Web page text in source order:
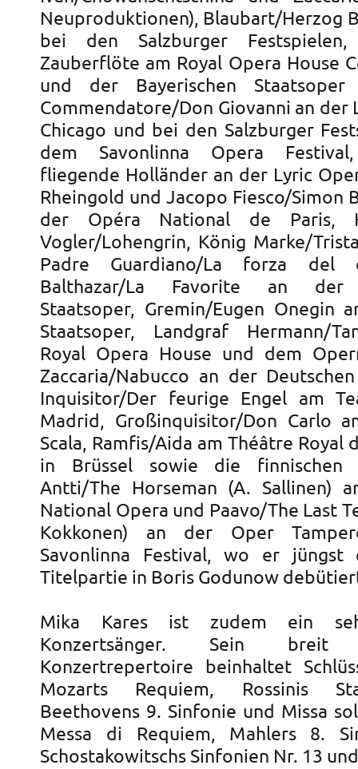
Neuproduktionen), Blaubart/Herzog
bei den Salzburger Festspielen,
Zauberflöte am Royal Opera House
und der Bayerischen
Commendatore/Don Giovanni an der
Chicago und bei den Salzburger
dem Savonlinna Opera
fliegende Holländer an der Lyric
Rheingold und Jacopo Fiesco/Simon
der Opéra National de Paris,
Vogler/Lohengrin, König Marke/
Padre Guardiano/La forza del
Balthazar/La Favorite an der
Staatsoper, Gremin/Eugen Onegin
Staatsoper, Landgraf Hermann/
Royal Opera House und dem
Zaccaria/Nabucco an der
Inquisitor/Der feurige Engel am
Madrid, Großinquisitor/Don Carlo
Scala, Ramfis/Aida am Théâtre Royal
in Brüssel sowie die finnischen
Antti/The Horseman (A. Sallinen)
National Opera und Paavo/The Last
Kokkonen) an der Oper
Savonlinna Festival, wo er jüngst
Titelpartie in Boris Godunow
Mika Kares ist zudem ein
Konzertsänger. Sein breit
Konzertrepertoire beinhaltet
Mozarts Requiem, Rossinis
Beethovens 9. Sinfonie und Missa
Messa di Requiem, Mahlers 8.
Schostakowitschs Sinfonien Nr. 13